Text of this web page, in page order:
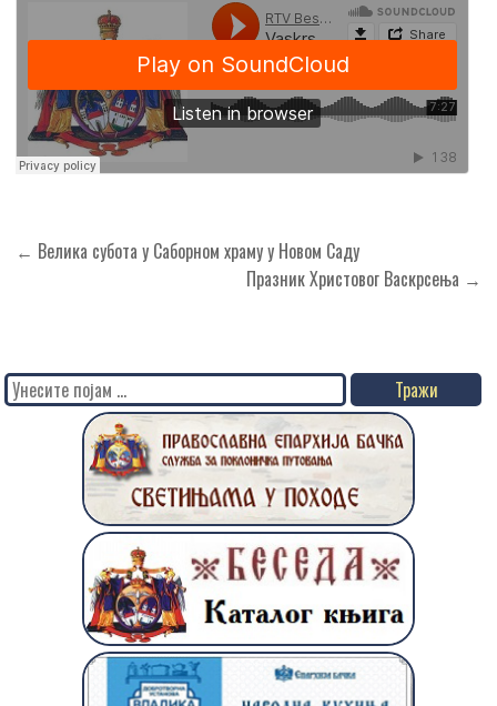
Кретање
← Велика субота у Саборном храму у Новом Саду
Празник Христовог Васкрсења →
Search
for: